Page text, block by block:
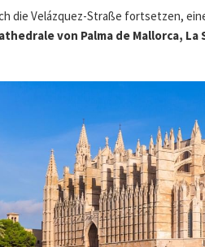
die Velázquez-Straße fortsetzen,
von Palma de Mallorca, La